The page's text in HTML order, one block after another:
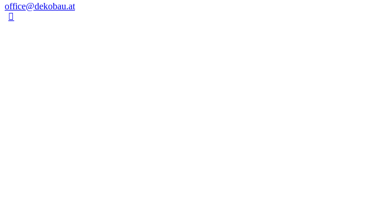
office@dekobau.at